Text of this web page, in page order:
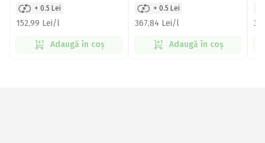
+ 0.5 Lei
152,99 Lei/l
Adaugă în coș
+ 0.5 Lei
367,84 Lei/l
Adaugă în coș